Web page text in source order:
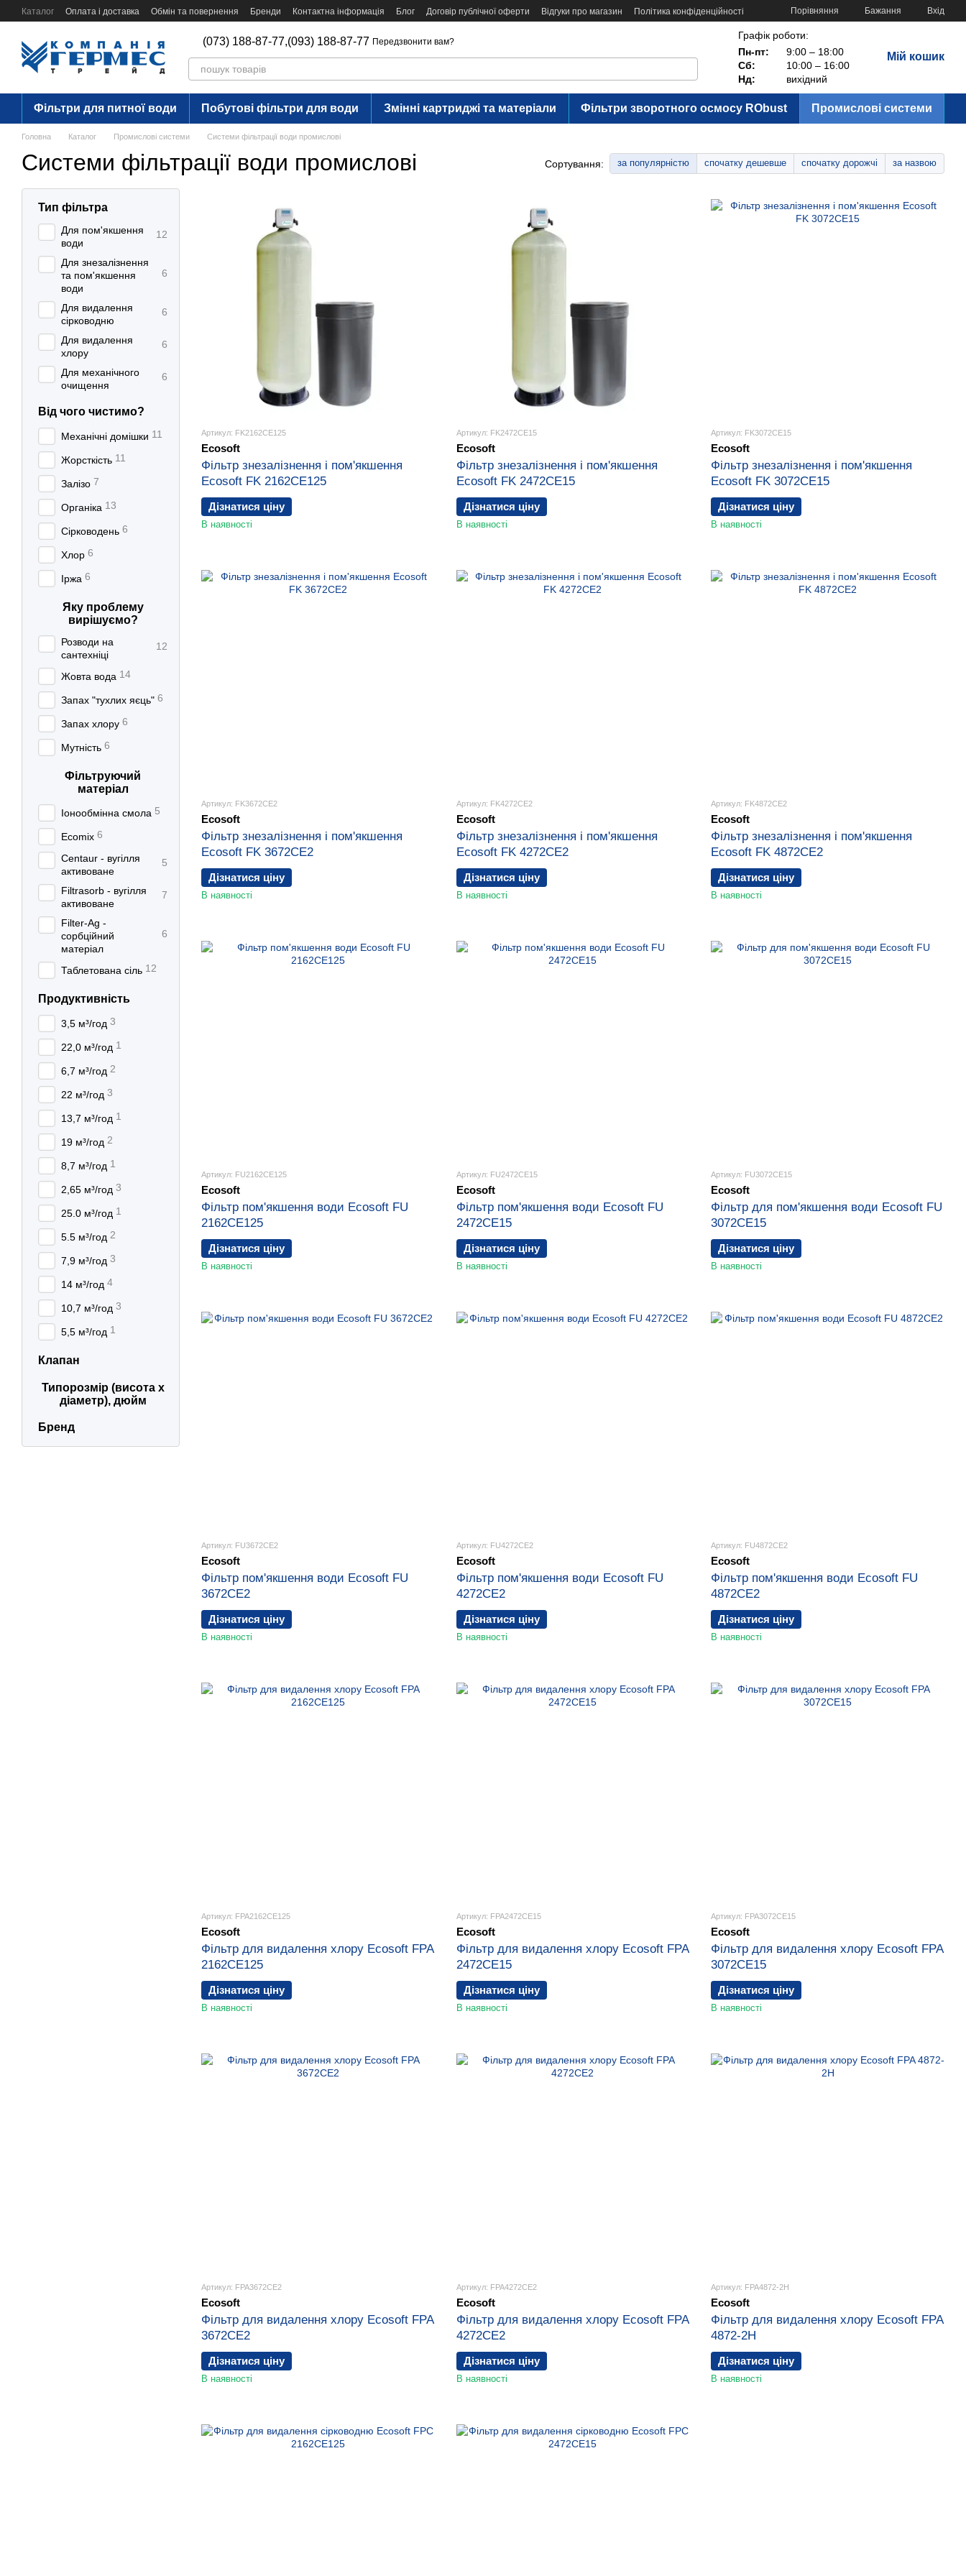
Перейти до основного контенту
Каталог Оплата і доставка Обмін та повернення Бренди Контактна інформація Блог Договір публічної оферти Відгуки про магазин Політика конфіденційності Порівняння Бажання Вхід
(073) 188-87-77,(093) 188-87-77 Передзвонити вам?
Графік роботи:
Пн-пт:
9:00 – 18:00
Сб:
10:00 – 16:00
Нд:
вихідний
Мій кошик
Фільтри для питної води Побутові фільтри для води Змінні картриджі та матеріали Фільтри зворотного осмосу RObust Промислові системи
Головна Каталог Промислові системи Системи фільтрації води промислові
Системи фільтрації води промислові Сортування: за популярністю спочатку дешевше спочатку дорожчі за назвою
Артикул: FK2162CE125
Ecosoft
Фільтр знезалізнення і пом'якшення
Ecosoft FK 2162CE125
Дізнатися ціну
В наявності
Артикул: FK2472CE15
Ecosoft
Фільтр знезалізнення і пом'якшення
Ecosoft FK 2472CE15
Дізнатися ціну
В наявності
Артикул: FK3072CE15
Ecosoft
Фільтр знезалізнення і пом'якшення
Ecosoft FK 3072CE15
Дізнатися ціну
В наявності
Артикул: FK3672CE2
Ecosoft
Фільтр знезалізнення і пом'якшення
Ecosoft FK 3672CE2
Дізнатися ціну
В наявності
Артикул: FK4272CE2
Ecosoft
Фільтр знезалізнення і пом'якшення
Ecosoft FK 4272СЕ2
Дізнатися ціну
В наявності
Артикул: FK4872CE2
Ecosoft
Фільтр знезалізнення і пом'якшення
Ecosoft FK 4872CE2
Дізнатися ціну
В наявності
Артикул: FU2162CE125
Ecosoft
Фільтр пом'якшення води Ecosoft FU
2162CE125
Дізнатися ціну
В наявності
Артикул: FU2472CE15
Ecosoft
Фільтр пом'якшення води Ecosoft FU
2472CE15
Дізнатися ціну
В наявності
Артикул: FU3072CE15
Ecosoft
Фільтр для пом'якшення води Ecosoft FU
3072CE15
Дізнатися ціну
В наявності
Артикул: FU3672CE2
Ecosoft
Фільтр пом'якшення води Ecosoft FU
3672CE2
Дізнатися ціну
В наявності
Артикул: FU4272CE2
Ecosoft
Фільтр пом'якшення води Ecosoft FU
4272СЕ2
Дізнатися ціну
В наявності
Артикул: FU4872CE2
Ecosoft
Фільтр пом'якшення води Ecosoft FU
4872CE2
Дізнатися ціну
В наявності
Артикул: FPA2162CE125
Ecosoft
Фільтр для видалення хлору Ecosoft FPA
2162CE125
Дізнатися ціну
В наявності
Артикул: FPA2472CE15
Ecosoft
Фільтр для видалення хлору Ecosoft FPA
2472CE15
Дізнатися ціну
В наявності
Артикул: FPA3072CE15
Ecosoft
Фільтр для видалення хлору Ecosoft FPA
3072CE15
Дізнатися ціну
В наявності
Артикул: FPA3672CE2
Ecosoft
Фільтр для видалення хлору Ecosoft FPA
3672CE2
Дізнатися ціну
В наявності
Артикул: FPA4272CE2
Ecosoft
Фільтр для видалення хлору Ecosoft FPA
4272СЕ2
Дізнатися ціну
В наявності
Артикул: FPA4872-2H
Ecosoft
Фільтр для видалення хлору Ecosoft FPA
4872-2H
Дізнатися ціну
В наявності
Тип фільтра
Для пом'якшення
води
12
Для знезалізнення
та пом'якшення
води
6
Для видалення
сірководню
6
Для видалення
хлору
6
Для механічного
очищення
6
Від чого чистимо?
Механічні домішки 11
Жорсткість 11
Залізо 7
Органіка 13
Сірководень 6
Хлор 6
Іржа 6
Яку проблему
вирішуємо?
Розводи на
сантехніці
12
Жовта вода 14
Запах "тухлих яєць" 6
Запах хлору 6
Мутність 6
Фільтруючий
матеріал
Іонообмінна смола 5
Ecomix 6
Centaur - вугілля
активоване
5
Filtrasorb - вугілля
активоване
7
Filter-Ag -
сорбційний
матеріал
6
Таблетована сіль 12
Продуктивність
3,5 м³/год 3
22,0 м³/год 1
6,7 м³/год 2
22 м³/год 3
13,7 м³/год 1
19 м³/год 2
8,7 м³/год 1
2,65 м³/год 3
25.0 м³/год 1
5.5 м³/год 2
7,9 м³/год 3
14 м³/год 4
10,7 м³/год 3
5,5 м³/год 1
Клапан
Типорозмір (висота х
діаметр), дюйм
Бренд